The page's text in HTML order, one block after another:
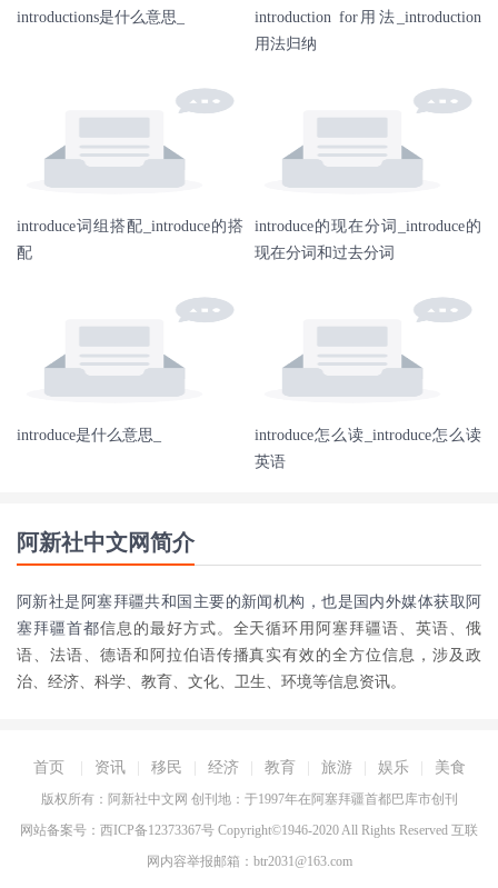
introductions是什么意思_
introduction for用法_introduction
用法归纳
introduce词组搭配_introduce的搭
配
introduce的现在分词_introduce的
现在分词和过去分词
introduce是什么意思_
introduce怎么读_introduce怎么读
英语
阿新社中文网简介
阿新社是阿塞拜疆共和国主要的新闻机构，也是国内外媒体获取 阿
塞拜疆首都信息的最好方式。全天循环用阿塞拜疆语、英语、俄
语、法语、德语和阿拉伯语传播真实有效的全方位信息，涉及政
治、经济、科学、教育、文化、卫生、环境等信息资讯。
首页 资讯 移民 经济 教育 旅游 娱乐 美食
版权所有：阿新社中文网 创刊地：于1997年在 阿塞拜疆首都巴库市创刊
网站备案号：西ICP备12373367号 Copyright©1946-2020 All Rights Reserved 互联
网内容举报邮箱：btr2031@163.com